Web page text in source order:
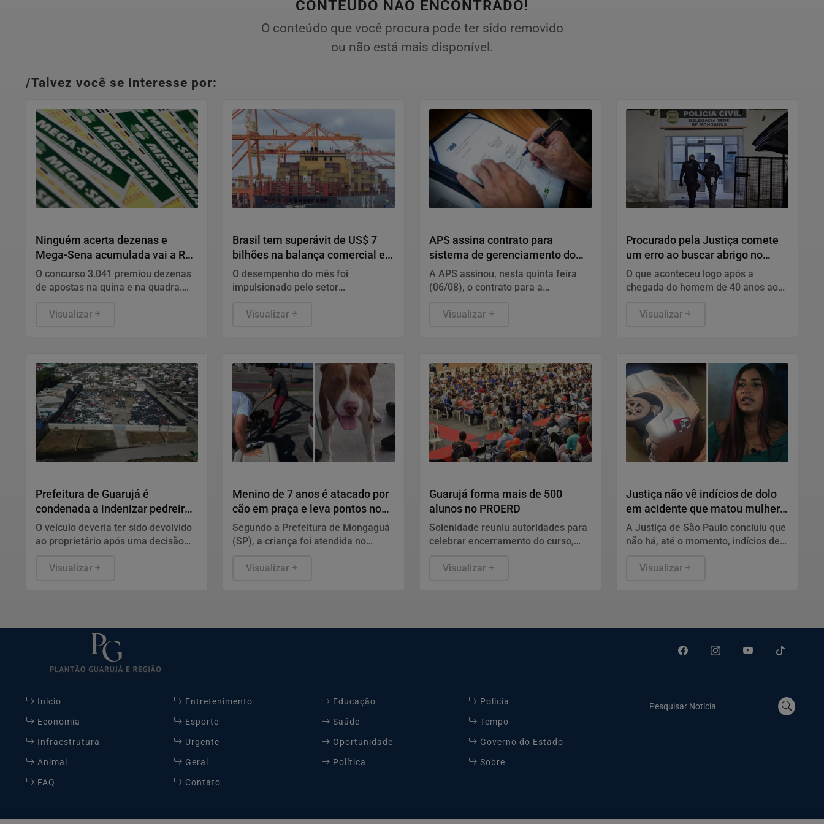
CONTEÚDO NÃO ENCONTRADO!
O conteúdo que você procura pode ter sido removido
ou não está mais disponível.
/Talvez você se interesse por:
Ninguém acerta dezenas e
Mega-Sena acumulada vai a R$
165 milhões
O concurso 3.041 premiou dezenas
de apostas na quina e na quadra.
saiba como realizar sua aposta para
Visualizar
Brasil tem superávit de US$ 7
bilhões na balança comercial em
julho
O desempenho do mês foi
impulsionado pelo setor
extrativa, somando uma corrente de
Visualizar
APS assina contrato para
sistema de gerenciamento do
tráfego marítimo no Porto de
Santos
A APS assinou, nesta quinta feira
(06/08), o contrato para a
Gerenciamento de Informações do
Visualizar
Procurado pela Justiça comete
um erro ao buscar abrigo no
litoral de SP e acaba preso
O que aconteceu logo após a
chegada do homem de 40 anos ao
desfecho da noite
Visualizar
Prefeitura de Guarujá é
condenada a indenizar pedreiro
por Kombi que desapareceu em
pátio
O veículo deveria ter sido devolvido
ao proprietário após uma decisão
de oito anos depois. Cabe recurso
Visualizar
Menino de 7 anos é atacado por
cão em praça e leva pontos no
joelho no litoral de SP
Segundo a Prefeitura de Mongaguá
(SP), a criança foi atendida no
onde foi vacinada e recebeu alta.
Visualizar
Guarujá forma mais de 500
alunos no PROERD
Solenidade reuniu autoridades para
celebrar encerramento do curso,
ano de escolas públicas e voltado ao
Visualizar
Justiça não vê indícios de dolo
em acidente que matou mulher
em Santos
A Justiça de São Paulo concluiu que
não há, até o momento, indícios de
Souza Santos.
Visualizar
Início Entretenimento Educação
Polícia
Economia
Esporte Saúde
Tempo
Infraestrutura
Urgente Oportunidade
Governo do Estado
Animal
Geral Política
Sobre
FAQ
Contato
Pesquisar Notícia